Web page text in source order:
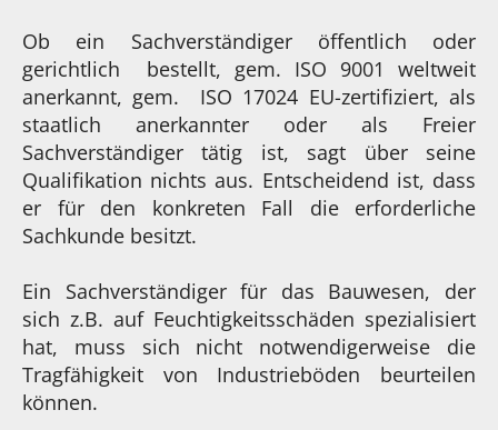
Ob ein Sachverständiger öffentlich oder
gerichtlich bestellt, gem. ISO 9001 weltweit
anerkannt, gem. ISO 17024 EU-zertifiziert, als
staatlich anerkannter oder als Freier
Sachverständiger tätig ist, sagt über seine
Qualifikation nichts aus. Entscheidend ist, dass
er für den konkreten Fall die erforderliche
Sachkunde besitzt.
Ein Sachverständiger für das Bauwesen, der
sich z.B. auf Feuchtigkeitsschäden spezialisiert
hat, muss sich nicht notwendigerweise die
Tragfähigkeit von Industrieböden beurteilen
können.